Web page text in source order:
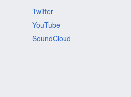
Twitter
YouTube
SoundCloud